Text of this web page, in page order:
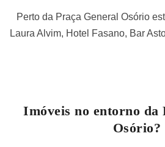
Perto da Praça General Osório
Laura Alvim, Hotel Fasano, Bar
Imóveis no entorno da
Osório?